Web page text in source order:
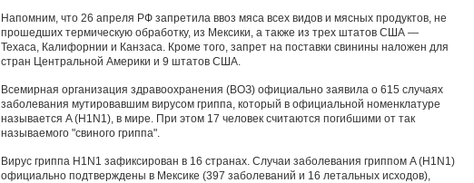
Напомним, что 26 апреля РФ запретила ввоз мяса всех видов и мясных продуктов, не
прошедших термическую обработку, из Мексики, а также из трех штатов США —
Техаса, Калифорнии и Канзаса. Кроме того, запрет на поставки свинины наложен для
стран Центральной Америки и 9 штатов США.
Всемирная организация здравоохранения (ВОЗ) официально заявила о 615 случаях
заболевания мутировавшим вирусом гриппа, который в официальной номенклатуре
называется A (H1N1), в мире. При этом 17 человек считаются погибшими от так
называемого "свиного гриппа".
Вирус гриппа H1N1 зафиксирован в 16 странах. Случаи заболевания гриппом A (H1N1)
официально подтверждены в Мексике (397 заболеваний и 16 летальных исходов),